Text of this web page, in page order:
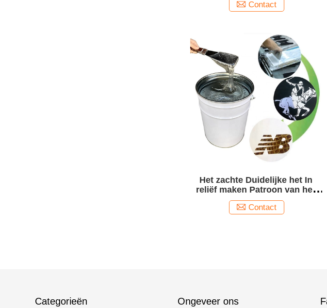
Silicone
Contact
Het zachte Duidelijke het In
reliëf maken Patroon van het
het Kledingstuketiket van de
Inktscheur Bestand
Contact
Categorieën Ongeveer ons